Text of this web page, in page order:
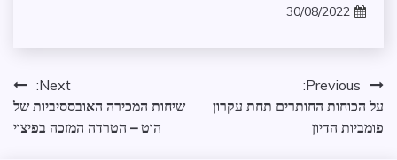
מידע
שנמסר
ומנהל
תקין
30/08/2022
ניווטPrevious:
על הכוחות החותרים תחת עקרון
פומביות הדיון
Next:
שיחות המכירה האובססיביות של
הוט – הטרדה המזכה בפיצוי